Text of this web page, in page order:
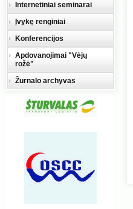
Internetiniai seminarai
Įvykę renginiai
Konferencijos
Apdovanojimai "Vėjų
rožė"
Žurnalo archyvas